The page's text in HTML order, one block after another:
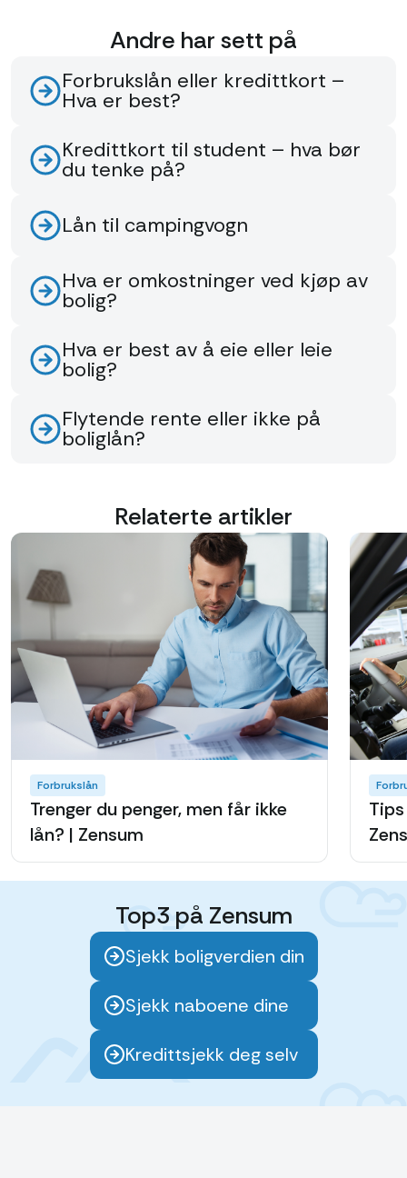
Andre har sett på
Forbrukslån eller kredittkort –
Hva er best?
Kredittkort til student – hva bør
du tenke på?
Lån til campingvogn
Hva er omkostninger ved kjøp av
bolig?
Hva er best av å eie eller leie
bolig?
Flytende rente eller ikke på
boliglån?
Relaterte artikler
Forbrukslån
Trenger du penger, men får ikke
lån? | Zensum
Top3 på Zensum
Sjekk boligverdien din
Sjekk naboene dine
Kredittsjekk deg selv